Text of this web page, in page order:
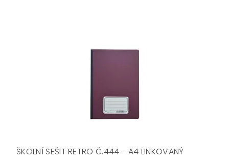
ŠKOLNÍ SEŠIT RETRO Č.444 - A4 LINKOVANÝ